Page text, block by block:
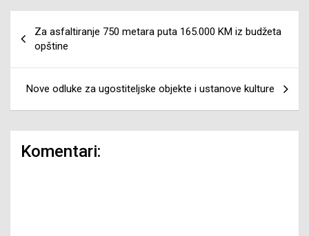
članaka
Za asfaltiranje 750 metara puta 165.000 KM iz budžeta
opštine
Nove odluke za ugostiteljske objekte i ustanove kulture
Komentari: